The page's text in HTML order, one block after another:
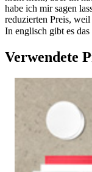
habe ich mir sagen
reduzierten Preis, weil
In englisch gibt es
Verwendete